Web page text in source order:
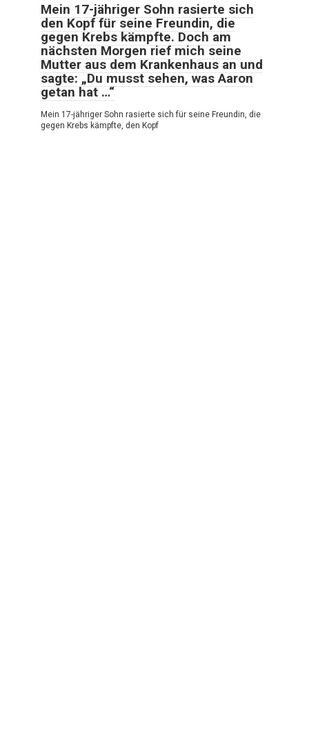
Mein 17-jähriger Sohn rasierte sich
den Kopf für seine Freundin, die
gegen Krebs kämpfte. Doch am
nächsten Morgen rief mich seine
Mutter aus dem Krankenhaus an und
sagte: „Du musst sehen, was Aaron
getan hat …“
Mein 17-jähriger Sohn rasierte sich für seine Freundin, die
gegen Krebs kämpfte, den Kopf